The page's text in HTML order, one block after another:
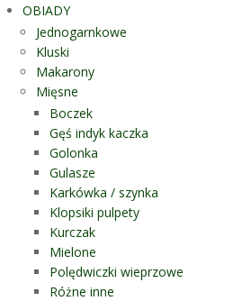
OBIADY
Jednogarnkowe
Kluski
Makarony
Mięsne
Boczek
Gęś indyk kaczka
Golonka
Gulasze
Karkówka / szynka
Klopsiki pulpety
Kurczak
Mielone
Polędwiczki wieprzowe
Różne inne